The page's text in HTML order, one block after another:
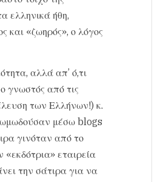
ελληνικά ήθη,
και «ζωηρός», ο λόγος
αλλά απ’ ό,τι
γνωστός από τις
των Ελλήνων!) κ.
μέσω blogs
γινόταν από το
εταιρεία
την σάτιρα για να